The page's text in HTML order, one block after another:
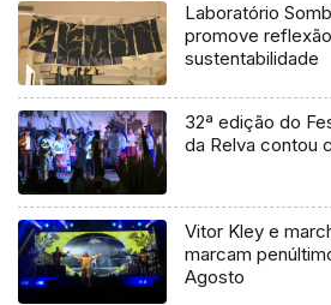
Laboratório
promove
sustentabilidade
32ª edição do
da Relva contou
Vitor Kley e
marcam
Agosto